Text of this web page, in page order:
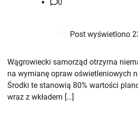
0
Post wyświetlono
Wągrowiecki samorząd otrzyma
na wymianę opraw oświetleniowych
Środki te stanowią 80% wartości
wraz z wkładem […]